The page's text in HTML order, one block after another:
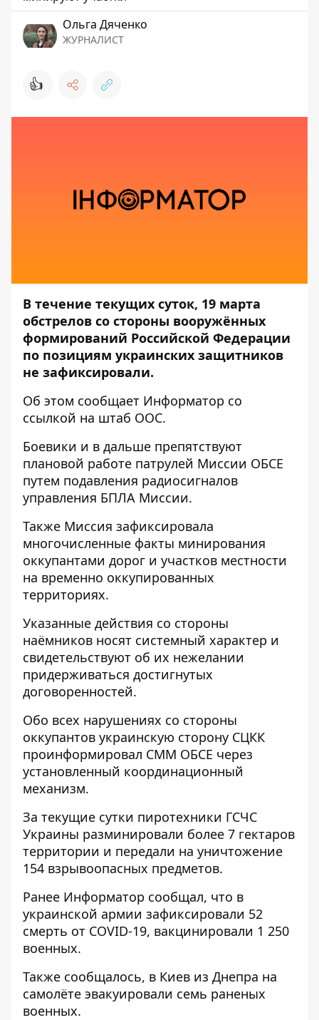
Ольга Дяченко
ЖУРНАЛИСТ
👍
В течение текущих суток, 19 марта
обстрелов со стороны вооружённых
формирований Российской Федерации
по позициям украинских защитников
не зафиксировали.
Об этом сообщает Информатор со
ссылкой на штаб ООС.
Боевики и в дальше препятствуют
плановой работе патрулей Миссии ОБСЕ
путем подавления радиосигналов
управления БПЛА Миссии.
Также Миссия зафиксировала
многочисленные факты минирования
оккупантами дорог и участков местности
на временно оккупированных
территориях.
Указанные действия со стороны
наёмников носят системный характер и
свидетельствуют об их нежелании
придерживаться достигнутых
договоренностей.
Обо всех нарушениях со стороны
оккупантов украинскую сторону СЦКК
проинформировал СММ ОБСЕ через
установленный координационный
механизм.
За текущие сутки пиротехники ГСЧС
Украины разминировали более 7 гектаров
территории и передали на уничтожение
154 взрывоопасных предметов.
Ранее Информатор сообщал, что в
украинской армии зафиксировали 52
смерть от COVID-19, вакцинировали 1 250
военных.
Также сообщалось, в Киев из Днепра на
самолёте эвакуировали семь раненых
военных.